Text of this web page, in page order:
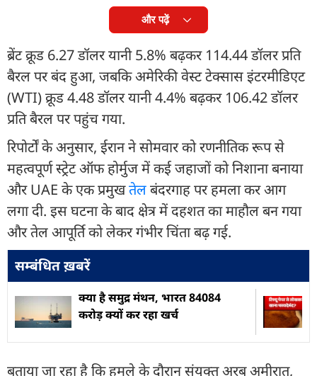
और पढ़ें
ब्रेंट क्रूड 6.27 डॉलर यानी 5.8% बढ़कर 114.44 डॉलर प्रति
बैरल पर बंद हुआ, जबकि अमेरिकी वेस्ट टेक्सास इंटरमीडिएट
(WTI) क्रूड 4.48 डॉलर यानी 4.4% बढ़कर 106.42 डॉलर
प्रति बैरल पर पहुंच गया.
रिपोर्टों के अनुसार, ईरान ने सोमवार को रणनीतिक रूप से
महत्वपूर्ण स्ट्रेट ऑफ होर्मुज में कई जहाजों को निशाना बनाया
और UAE के एक प्रमुखतेलबंदरगाह पर हमला कर आग
लगा दी. इस घटना के बाद क्षेत्र में दहशत का माहौल बन गया
और तेल आपूर्ति को लेकर गंभीर चिंता बढ़ गई.
सम्बंधित ख़बरें
क्‍या है समुद्र मंथन, भारत 84084
करोड़ क्‍यों कर रहा खर्च
बताया जा रहा है कि हमले के दौरान संयुक्त अरब अमीरात,